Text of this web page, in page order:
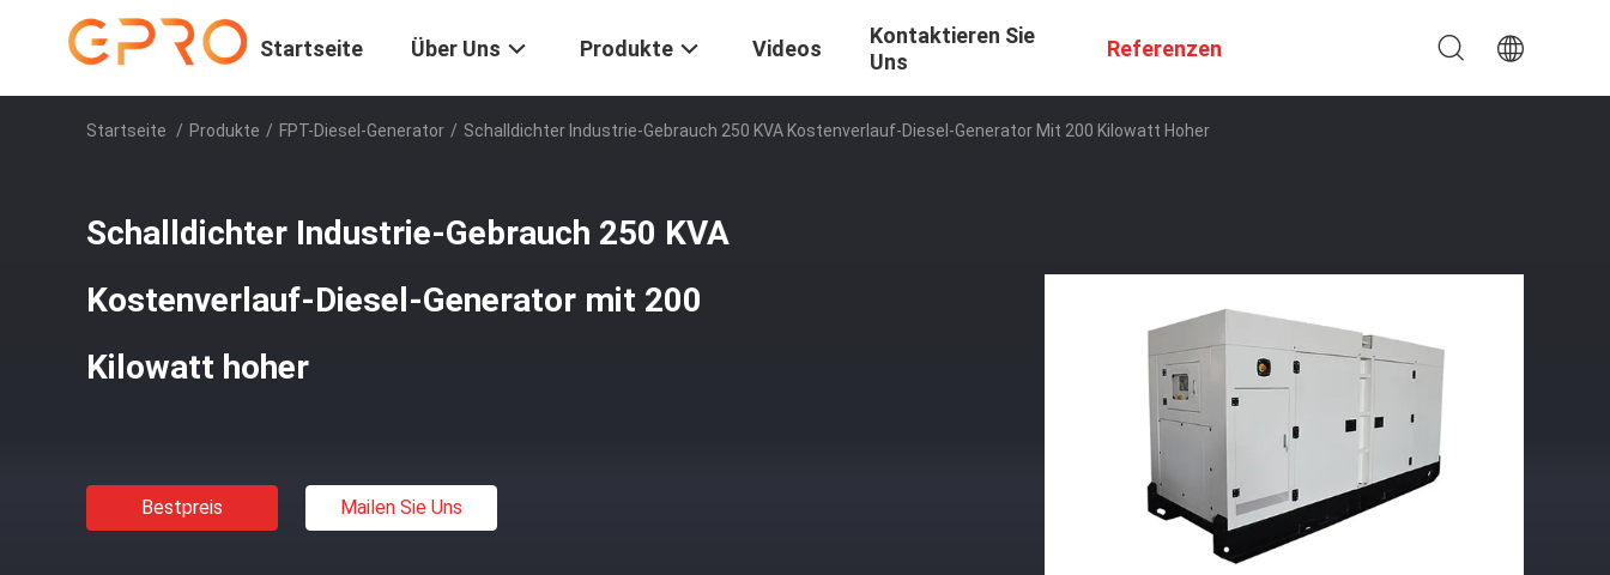
Startseite Über Uns Produkte Videos
Kontaktieren Sie
Uns
Referenzen
Startseite / Produkte / FPT-Diesel-Generator / Schalldichter Industrie-Gebrauch 250 KVA Kostenverlauf-Diesel-Generator Mit 200 Kilowatt Hoher
Schalldichter Industrie-Gebrauch 250 KVA
Kostenverlauf-Diesel-Generator mit 200
Kilowatt hoher
Bestpreis Mailen Sie Uns